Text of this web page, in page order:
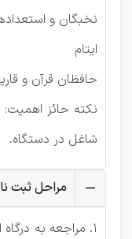
نخبگان و
ایتام
حافظان قرآن و
نکته حائز
شاغل در دستگاه.
مراحل ثبت
1. مراجعه به